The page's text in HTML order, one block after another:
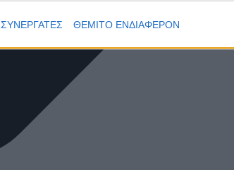
Επιλογή εξατομικευμένων διαφημίσεων (502
Δημιουργία προφίλ εξατομικευμένου
Επιλογή εξατομικευμένου περιεχομένου (210
Μέτρηση απόδοσης διαφημίσεων (466 συνεργατες)
ΣΥΝΕΡΓΑΤΕΣ ΘΕΜΙΤΟ ΕΝΔΙΑΦΕΡΟΝ